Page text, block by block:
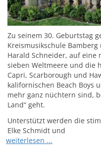
Zu seinem 30. Geburtstag
Kreismusikschule
Harald Schneider, auf eine
sieben Weltmeere und die
Capri, Scarborough und
kalifornischen Beach Boys
mehr ganz nüchtern sind,
Land“ geht.
Unterstützt werden die
Elke Schmidt und
weiterlesen ...